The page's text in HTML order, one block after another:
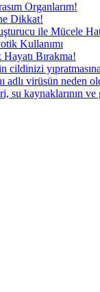
Organlarım!
Dikkat!
ile Mücele
Kullanımı
Hayatı Bırakma!
cildinizi
adlı virüsün neden
su kaynaklarının ve